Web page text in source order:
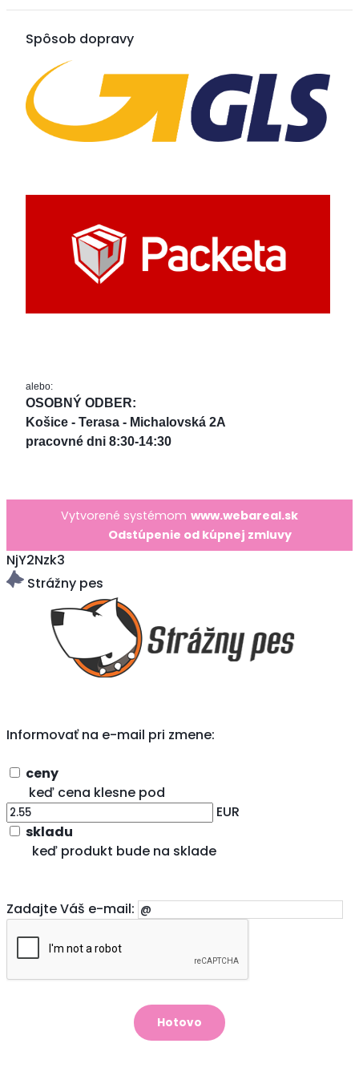
Spôsob dopravy
alebo:
OSOBNÝ ODBER:
Košice - Terasa - Michalovská 2A
pracovné dni 8:30-14:30
Vytvorené systémom www.webareal.sk
Odstúpenie od kúpnej zmluvy
NjY2Nzk3
Strážny pes
Informovať na e-mail pri zmene:
ceny
keď cena klesne pod
EUR
skladu
keď produkt bude na sklade
Zadajte Váš e-mail: